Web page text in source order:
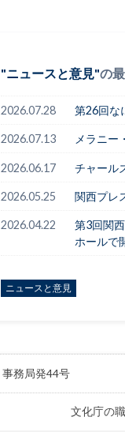
ニュースと意見 の
2026.07.28 第26回な
2026.07.13 メラニー
2026.06.17 チャール
2026.05.25 関西プレ
2026.04.22
第3回関
ホールで
ニュースと意見
事務局発44号
文化庁の